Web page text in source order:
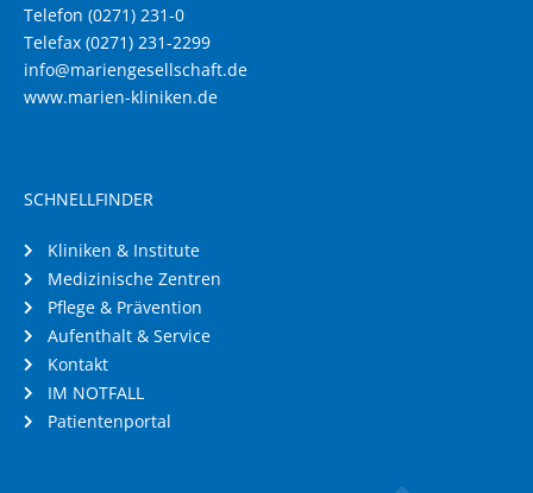
Telefon (0271) 231-0
Telefax (0271) 231-2299
info@mariengesellschaft.de
www.marien-kliniken.de
SCHNELLFINDER
Kliniken & Institute
Medizinische Zentren
Pflege & Prävention
Aufenthalt & Service
Kontakt
IM NOTFALL
Patientenportal